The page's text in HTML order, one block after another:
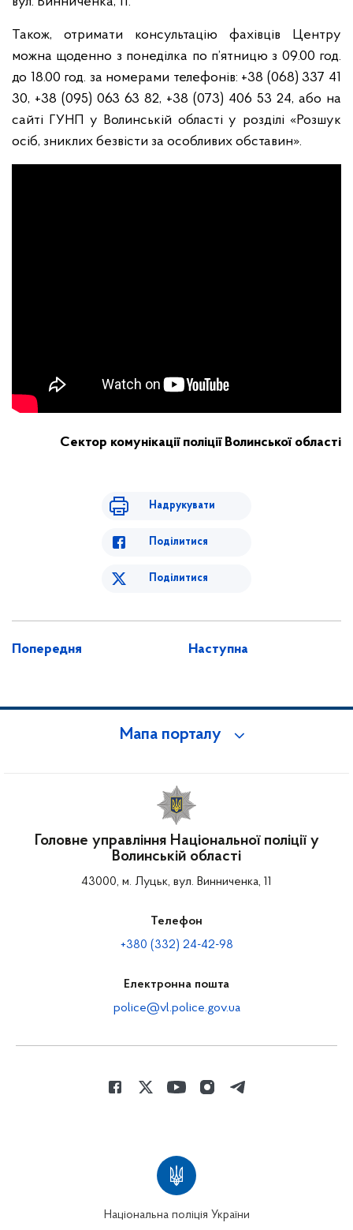
Також, отримати консультацію фахівців Центру
можна щоденно з понеділка по п’ятницю з 09.00 год.
до 18.00 год. за номерами телефонів: +38 (068) 337 41
30, +38 (095) 063 63 82, +38 (073) 406 53 24, або на
сайті ГУНП у Волинській області у розділі «Розшук
осіб, зниклих безвісти за особливих обставин».
Сектор комунікації поліції Волинської області
Надрукувати
Поділитися
Поділитися
Попередня Наступна
Мапа порталу
Головне управління Національної поліції у
Волинській області
43000, м. Луцьк, вул. Винниченка, 11
Телефон
+380 (332) 24-42-98
Електронна пошта
police@vl.police.gov.ua
Національна поліція України